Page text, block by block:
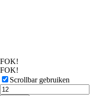
FOK!
FOK!
Scrollbar gebruiken